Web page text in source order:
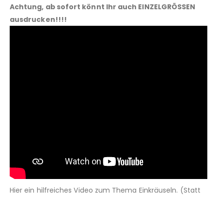
Achtung, ab sofort könnt Ihr auch EINZELGRÖSSEN
ausdrucken!!!!
Hier ein hilfreiches Video zum Thema Einkräuseln. (Statt